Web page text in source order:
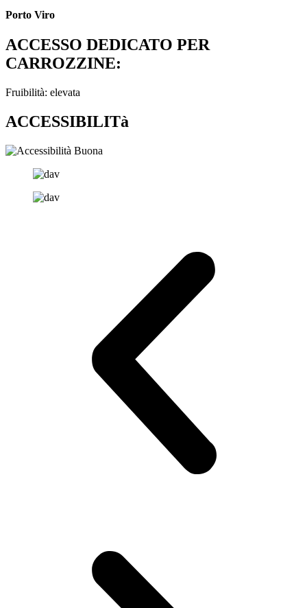
Porto Viro
ACCESSO DEDICATO PER
CARROZZINE:
Fruibilità: elevata
ACCESSIBILITà